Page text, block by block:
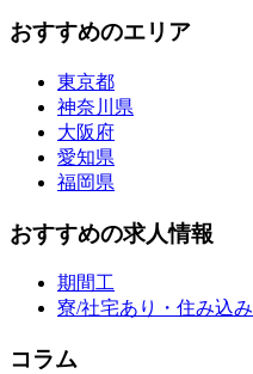
おすすめのエリア
東京都
神奈川県
大阪府
愛知県
福岡県
おすすめの求人情報
期間工
寮/社宅あり・住み込み
コラム